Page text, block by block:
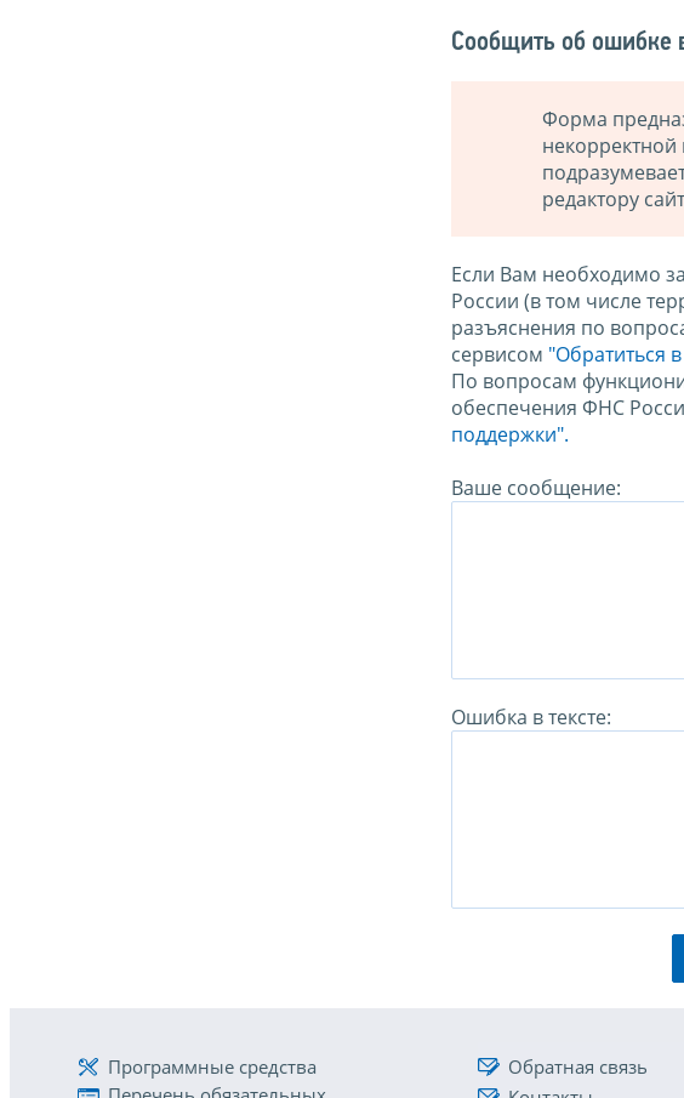
Сообщить об ошибке
Форма
редактору
Если Вам необходимо
России (в том числе
разъяснения по
сервисом "Обратиться
По вопросам
обеспечения ФНС
поддержки".
Ваше сообщение:
Ошибка в тексте:
Программные средства
Обратная связь